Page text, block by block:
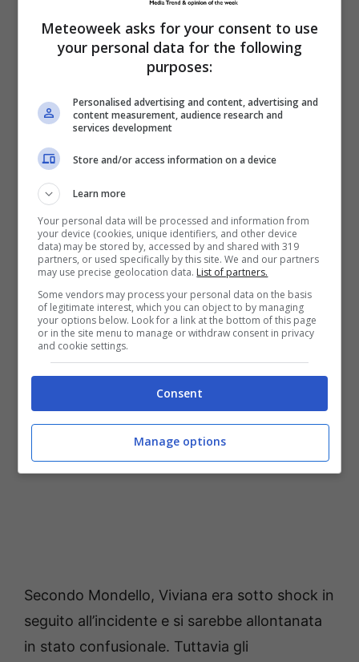
nel centro commerciale
Leggi anche:—>Domande per
bonus baby sitting prorogate al
31 agosto
Secondo Mondello, Viviana era sotto shock in
seguito all’incidente e si sarebbe allontanata
in stato confusionale. Tuttavia gli
Meteoweek asks for your consent to use
your personal data for the following
purposes:
Personalised advertising and content, advertising and
content measurement, audience research and
services development
Store and/or access information on a device
Learn more
Your personal data will be processed and information from
your device (cookies, unique identifiers, and other device
data) may be stored by, accessed by and shared with 319
partners, or used specifically by this site. We and our partners
may use precise geolocation data. List of partners.
Some vendors may process your personal data on the basis
of legitimate interest, which you can object to by managing
your options below. Look for a link at the bottom of this page
or in the site menu to manage or withdraw consent in privacy
and cookie settings.
Consent
Manage options